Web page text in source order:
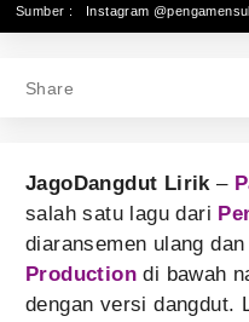
Sumber :
Instagram
Share
JagoDangdut Lirik–
salah satu lagu dari
diaransemen ulang
Production di bawah
dengan versi dangdut.